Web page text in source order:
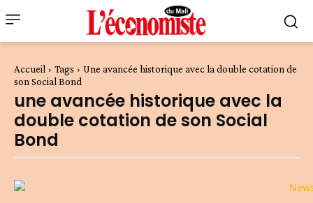
Accueil Tags
Une avancée historique avec la double cotation de
son Social Bond
une avancée historique avec la
double cotation de son Social
Bond